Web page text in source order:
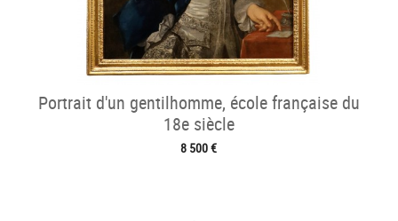
Portrait d'un gentilhomme, école française du
18e siècle
8 500 €